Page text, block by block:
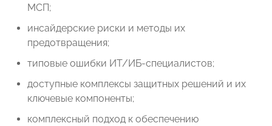
МСП;
инсайдерские риски и методы их
предотвращения;
типовые ошибки ИТ/ИБ-специалистов;
доступные комплексы защитных решений и их
ключевые компоненты;
комплексный подход к обеспечению